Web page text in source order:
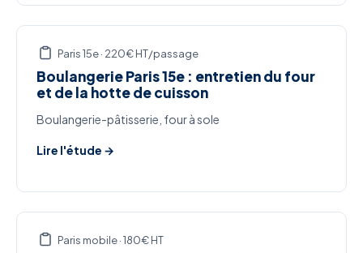
Paris 15e · 220€ HT/passage
Boulangerie Paris 15e : entretien du four
et de la hotte de cuisson
Boulangerie-pâtisserie, four à sole
Lire l'étude →
Paris mobile · 180€ HT